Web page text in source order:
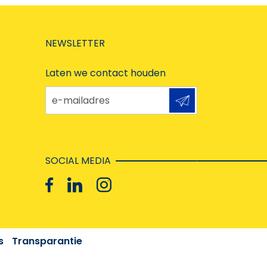
NEWSLETTER
Laten we contact houden
e-mailadres
SOCIAL MEDIA
Transparantie